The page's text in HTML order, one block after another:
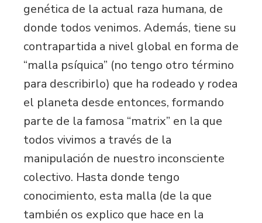
genética de la actual raza humana, de
donde todos venimos. Además, tiene su
contrapartida a nivel global en forma de
“malla psíquica” (no tengo otro término
para describirlo) que ha rodeado y rodea
el planeta desde entonces, formando
parte de la famosa “matrix” en la que
todos vivimos a través de la
manipulación de nuestro inconsciente
colectivo. Hasta donde tengo
conocimiento, esta malla (de la que
también os explico que hace en la